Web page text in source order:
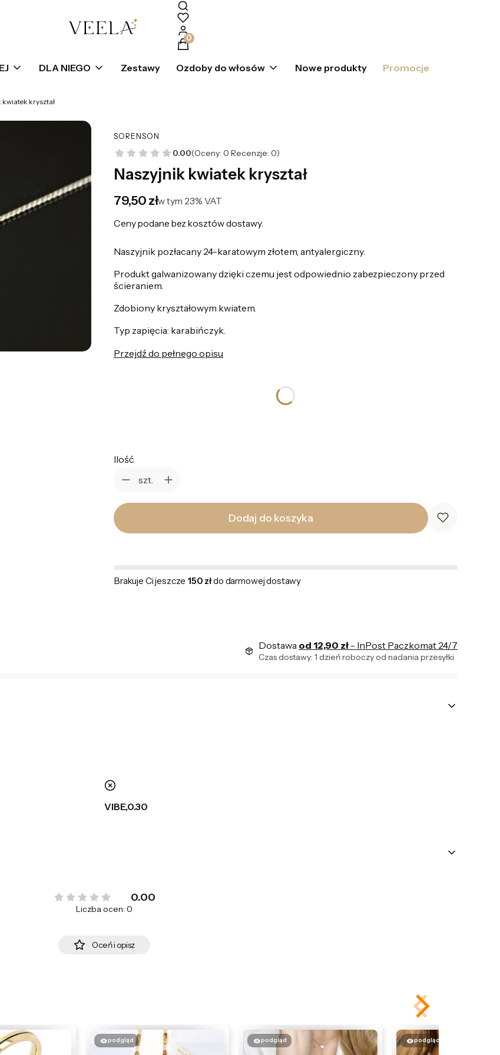
Produkty w koszyku: 0. Zobacz szczegóły
DLA NIEGO Zestawy Ozdoby do włosów Nowe produkty Promocje
kwiatek kryształ
SORENSON
0.00(Oceny: 0 Recenzje: 0)
Naszyjnik kwiatek kryształ
Cena
79,50 złw tym 23% VAT
w tym 23% VAT
Ceny podane bez kosztów dostawy.
Naszyjnik pozłacany 24-karatowym złotem, antyalergiczny.
Produkt galwanizowany dzięki czemu jest odpowiednio zabezpieczony przed
ścieraniem.
Zdobiony kryształowym kwiatem.
Typ zapięcia: karabińczyk.
Przejdź do pełnego opisu
Ilość
szt.
Dodaj do koszyka
Brakuje Ci jeszcze 150 złdo darmowej dostawy
Dostawa od 12,90 zł - InPost Paczkomat 24/7
Czas dostawy: 1 dzień roboczy od nadania przesyłki
nie
VIBE,0.30
0.00
Liczba ocen: 0
Oceń i opisz
podgląd podgląd podgląd